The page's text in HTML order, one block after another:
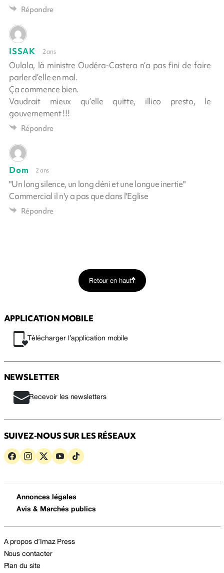
Répondre
ISSAK 2 ans
Oulala, là ministre Oudéra-Castera n’a pas fini de faire
parler d’elle en mal.
Ça commence bien.
Vaudrait mieux qu’elle quitte, illico presto, le
gouvernement !!!
Répondre
Dom 2 ans
"Un long silence, un long déni et une longue inertie"
Commercial il n'y a pas que dans l'Eglise
Répondre
Retour en haut
APPLICATION MOBILE
Télécharger l’application mobile
NEWSLETTER
Recevoir les newsletters
SUIVEZ-NOUS SUR LES RÉSEAUX
Annonces légales
Avis & Marchés publics
A propos d’Imaz Press
Nous contacter
Plan du site